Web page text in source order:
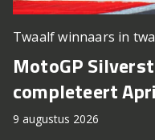
Twaalf winnaars in
MotoGP
completeert
9 augustus 2026